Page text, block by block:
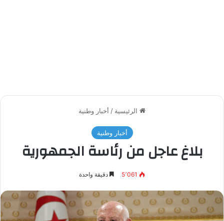
الرئيسية / أخبار وطنية
أخبار وطنية
بلاغ عاجل من رئاسة الجمهورية
5٬061 دقيقة واحدة